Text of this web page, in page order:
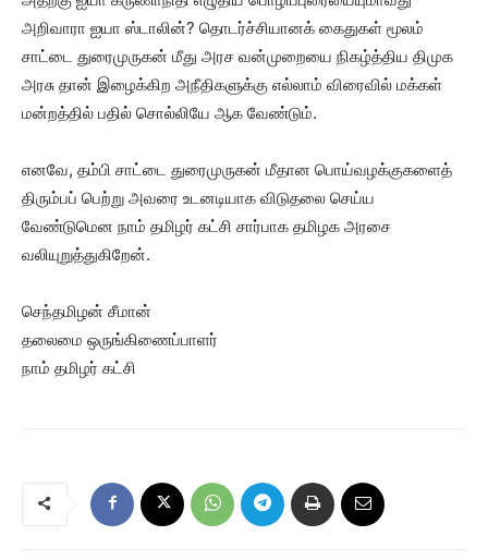
அறிவாரா ஐயா ஸ்டாலின்? தொடர்ச்சியானக் கைதுகள் மூலம்
சாட்டை துரைமுருகன் மீது அரச வன்முறையை நிகழ்த்திய திமுக
அரசு தான் இழைக்கிற அநீதிகளுக்கு எல்லாம் விரைவில் மக்கள்
மன்றத்தில் பதில் சொல்லியே ஆக வேண்டும்.
எனவே, தம்பி சாட்டை துரைமுருகன் மீதான பொய்வழக்குகளைத்
திரும்பப் பெற்று அவரை உடனடியாக விடுதலை செய்ய
வேண்டுமென நாம் தமிழர் கட்சி சார்பாக தமிழக அரசை
வலியுறுத்துகிறேன்.
செந்தமிழன் சீமான்
தலைமை ஒருங்கிணைப்பாளர்
நாம் தமிழர் கட்சி